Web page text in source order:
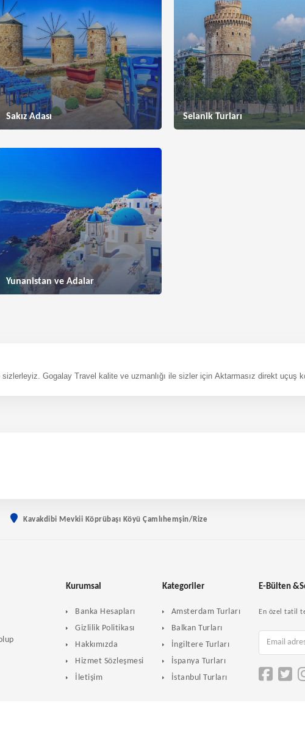
Sakız Adası Selanik Turları
Yunanistan ve Adalar
sizlerleyiz. Gogalay Travel kalite ve uzmanlığı ile sizler için Aktarmasız direkt uçuş
Kavakdibi Mevkii Köprübaşı Köyü Çamlıhemşin/Rize
Kurumsal
Banka Hesapları
Gizlilik Politikası
Hakkımızda
Hizmet Sözleşmesi
İletişim
Kategoriler
Amsterdam Turları
Balkan Turları
İngiltere Turları
İspanya Turları
İstanbul Turları
E-Bülten
En özel tatil